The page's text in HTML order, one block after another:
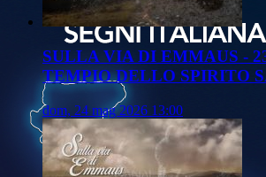
SULLA VIA DI EMMAUS -
TEMPIO DELLO SPIRITO
dom, 24 mag 2026 13:00